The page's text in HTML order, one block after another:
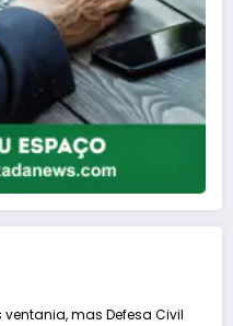
ventania, mas Defesa Civil